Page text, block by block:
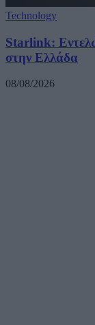
Technology
Starlink:
στην Ελλάδα
08/08/2026